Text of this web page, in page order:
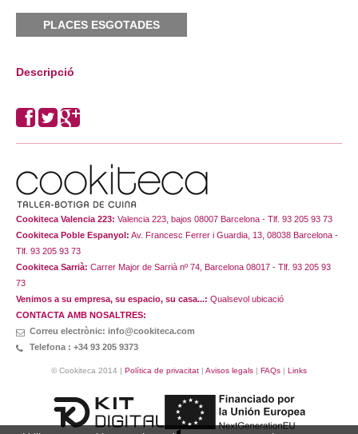
PLACES ESGOTADES
Descripció
Cookiteca Valencia 223: Valencia 223, bajos 08007 Barcelona - Tlf. 93 205 93 73
Cookiteca Poble Espanyol: Av. Francesc Ferrer i Guardia, 13, 08038 Barcelona -
Tlf. 93 205 93 73
Cookiteca Sarrià: Carrer Major de Sarrià nº 74, Barcelona 08017 - Tlf. 93 205 93
73
Venimos a su empresa, su espacio, su casa...: Qualsevol ubicació
CONTACTA AMB NOSALTRES:
Correu electrònic: info@cookiteca.com
Telefona : +34 93 205 9373
© Cookiteca 2014 | Política de privacitat | Avisos legals | FAQs | Links